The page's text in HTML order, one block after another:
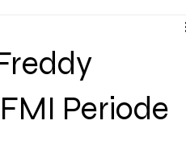
Periode